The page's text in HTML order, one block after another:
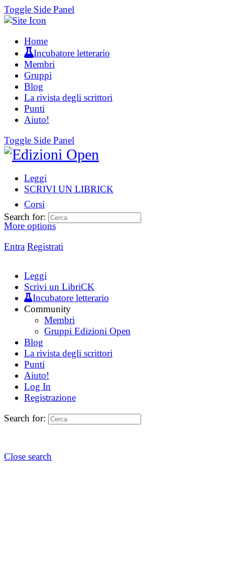
Toggle Side Panel
Home
Incubatore letterario
Membri
Gruppi
Blog
La rivista degli scrittori
Punti
Aiuto!
Toggle Side Panel
Leggi
SCRIVI UN LIBRICK
Corsi
More options
Entra Registrati
Search for:
Leggi
Scrivi un LibriCK
Incubatore letterario
Community
Membri
Gruppi Edizioni Open
Blog
La rivista degli scrittori
Punti
Aiuto!
Log In
Registrazione
Search for:
Close search